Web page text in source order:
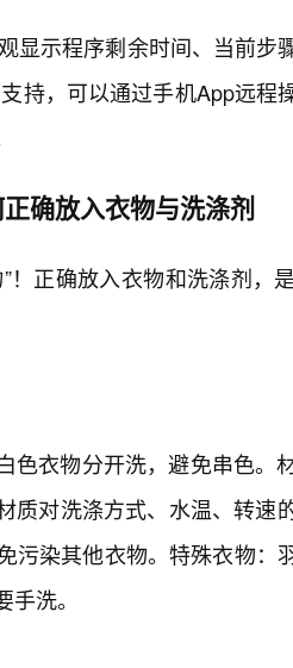
显示程序剩余时间、当前步
支持，可以通过手机App远
确放入衣物与洗涤剂
！正确放入衣物和洗涤剂，
色衣物分开洗，避免串色。
质对洗涤方式、水温、转速
污染其他衣物。特殊衣物：
洗。